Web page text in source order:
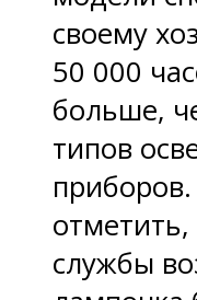
своему
50 000
больше,
типов
отметить,
службы